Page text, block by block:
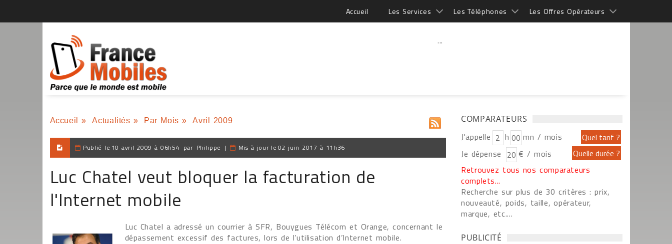
Accueil Les Services Les Téléphones Les Offres Opérateurs
...
Accueil » Actualités » Par Mois » Avril 2009
Publié le 10 avril 2009 à 06h54 par Philippe | Mis à jour le 02 juin 2017 à 11h36
Luc Chatel veut bloquer la facturation de
l'Internet mobile
Luc Chatel a adressé un courrier à SFR, Bouygues Télécom et Orange, concernant le
dépassement excessif des factures, lors de l’utilisation d’Internet mobile.
COMPARATEURS
J'appelle h
mn / mois
Je dépense
€ / mois
Retrouvez tous nos comparateurs
complets...
Recherche sur plus de 30 critères : prix,
nouveauté, poids, taille, opérateur,
marque, etc....
PUBLICITÉ